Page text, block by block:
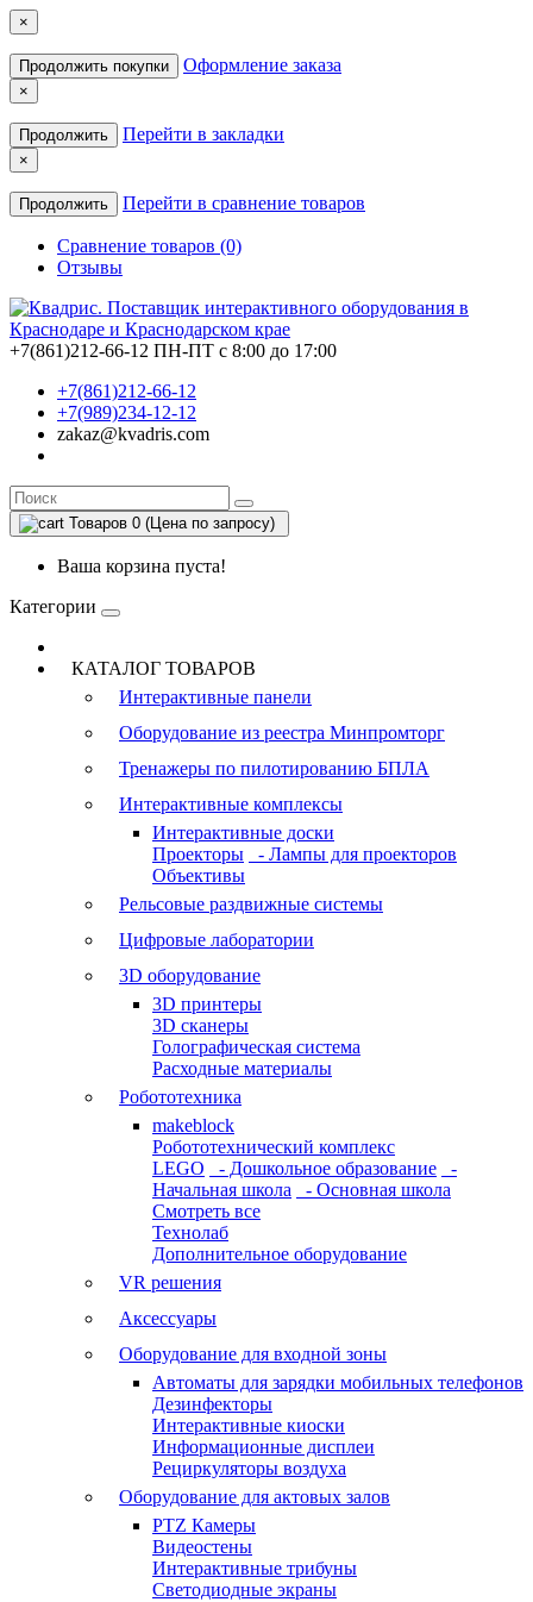
×
Продолжить покупки Оформление заказа
×
Продолжить Перейти в закладки
×
Продолжить Перейти в сравнение товаров
Сравнение товаров (0)
Отзывы
+7(861)212-66-12 ПН-ПТ с 8:00 до 17:00
+7(861)212-66-12
+7(989)234-12-12
zakaz@kvadris.com
Товаров 0 (Цена по запросу)
Ваша корзина пуста!
Категории
КАТАЛОГ ТОВАРОВ
Интерактивные панели
Оборудование из реестра Минпромторг
Тренажеры по пилотированию БПЛА
Интерактивные комплексы
Интерактивные доски
Проекторы
- Лампы для проекторов
Объективы
Рельсовые раздвижные системы
Цифровые лаборатории
3D оборудование
3D принтеры
3D сканеры
Голографическая система
Расходные материалы
Робототехника
makeblock
Робототехнический комплекс
LEGO
- Дошкольное образование
-
Начальная школа
- Основная школа
Смотреть все
Технолаб
Дополнительное оборудование
VR решения
Аксессуары
Оборудование для входной зоны
Автоматы для зарядки мобильных телефонов
Дезинфекторы
Интерактивные киоски
Информационные дисплеи
Рециркуляторы воздуха
Оборудование для актовых залов
PTZ Камеры
Видеостены
Интерактивные трибуны
Светодиодные экраны